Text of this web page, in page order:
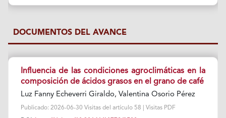
DOCUMENTOS DEL AVANCE
Influencia de las condiciones agroclimáticas en la
composición de ácidos grasos en el grano de café
Luz Fanny Echeverri Giraldo, Valentina Osorio Pérez
Publicado: 2026-06-30 Visitas del artículo 58 | Visitas PDF